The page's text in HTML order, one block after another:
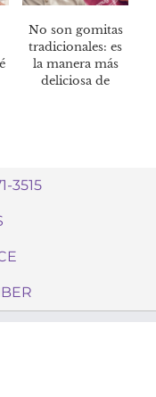
No son gomitas
tradicionales: es
la manera más
deliciosa de
3515